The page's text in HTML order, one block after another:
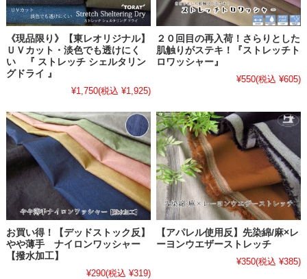
《現品限り》【東レオリジナル】
ＵＶカット・淡色でも透けにく
い 『 ストレッチ シェルタリン
グドライ 』
¥1,750(税込 ¥1,925)
２０回目の再入荷！さらりとした
肌触りがステキ！『ストレッチト
ロワッシャー』
¥550(税込 ¥605)
お買い得！【デッドストック反】
やや薄手 ナイロンワッシャー
【撥水加工】
¥290(税込 ¥319)
【アパレル使用反】先染綿/麻×レ
ーヨンウエザーストレッチ
¥350(税込 ¥385)